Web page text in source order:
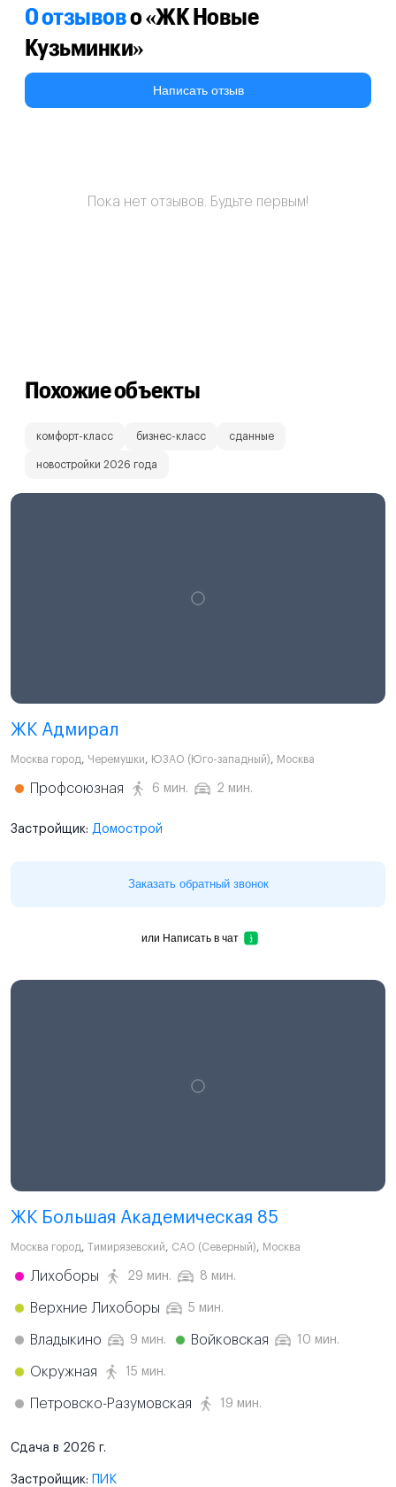
0 отзывово «ЖК Новые
Кузьминки»
Написать отзыв
Пока нет отзывов. Будьте первым!
Похожие объекты
комфорт-класс бизнес-класс сданные
новостройки 2026 года
ЖК Адмирал
Москва город, Черемушки, ЮЗАО (Юго-западный), Москва
Профсоюзная 6 мин. 2 мин.
Застройщик: Домострой
Заказать обратный звонок
или Написать в чат
ЖК Большая Академическая 85
Москва город, Тимирязевский, САО (Северный), Москва
Лихоборы 29 мин. 8 мин.
Верхние Лихоборы 5 мин.
Владыкино 9 мин. Войковская 10 мин.
Окружная 15 мин.
Петровско-Разумовская 19 мин.
Сдача в 2026 г.
Застройщик: ПИК